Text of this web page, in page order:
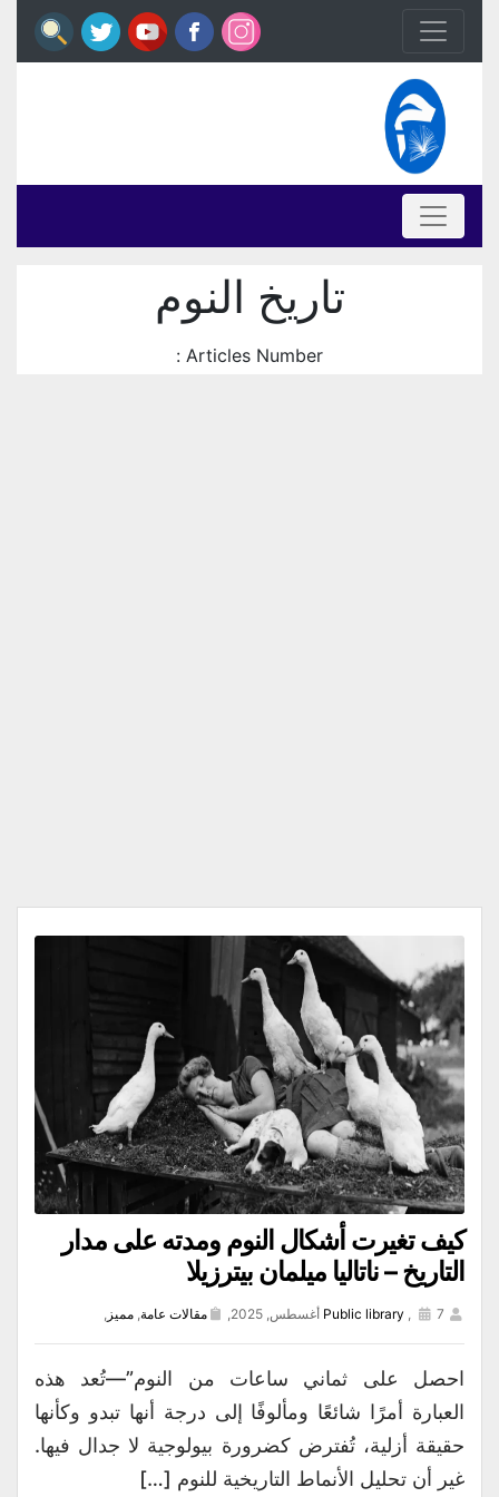
تاريخ النوم
Articles Number :
كيف تغيرت أشكال النوم ومدته على مدار
التاريخ – ناتاليا ميلمان بيترزيلا
Public library , 7 أغسطس, 2025, مقالات عامة, مميز ,
احصل على ثماني ساعات من النوم”—تُعد هذه
العبارة أمرًا شائعًا ومألوفًا إلى درجة أنها تبدو وكأنها
حقيقة أزلية، تُفترض كضرورة بيولوجية لا جدال فيها.
غير أن تحليل الأنماط التاريخية للنوم […]